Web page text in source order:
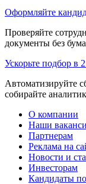
Оформляйте
Проверяйте
документы без
Ускорьте подбор в
Автоматизируйте
собирайте
О компании
Наши
Партнерам
Реклама на
Новости и
Инвесторам
Кандидаты